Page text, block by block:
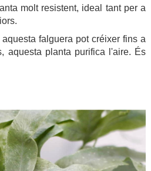
molt resistent, ideal tant per a
falguera pot créixer fins a
aquesta planta purifica l'aire. És